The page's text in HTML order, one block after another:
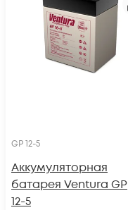
GP 12-5
Аккумуляторная
батарея Ventura GP
12-5